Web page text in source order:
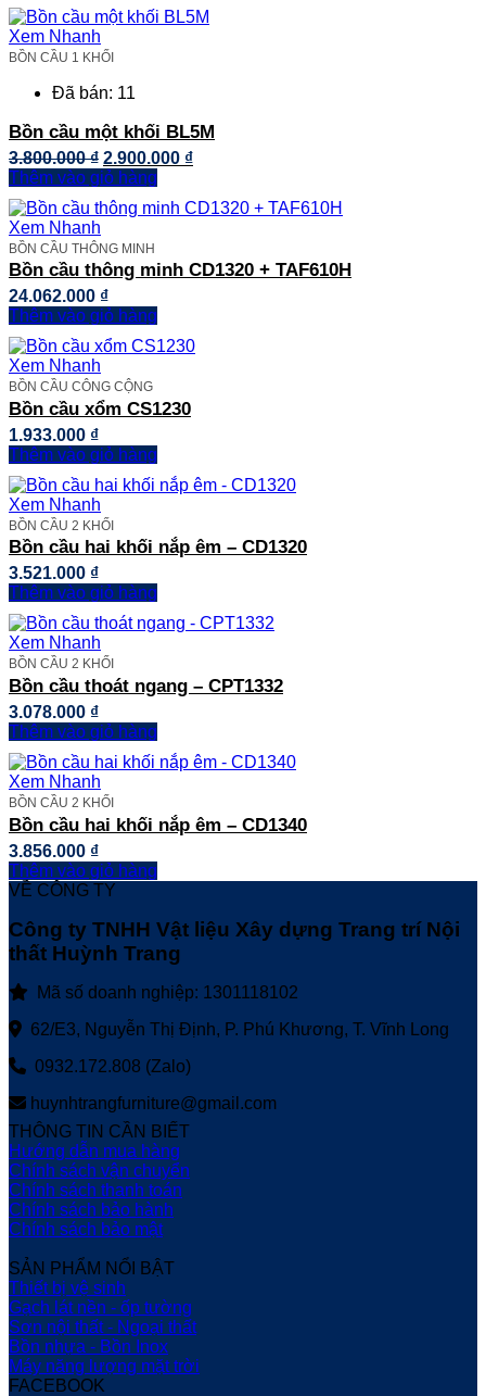
Xem Nhanh
BỒN CẦU 1 KHỐI
Đã bán: 11
Bồn cầu một khối BL5M
3.800.000₫ Giá
gốc
là:
3.800.000 ₫.
2.900.000 ₫Giá
là:
Thêm vào giỏ hàng
Xem Nhanh
BỒN CẦU THÔNG MINH
Bồn cầu thông minh CD1320 + TAF610H
24.062.000 ₫
Thêm vào giỏ hàng
Xem Nhanh
BỒN CẦU CÔNG CỘNG
Bồn cầu xổm CS1230
1.933.000 ₫
Thêm vào giỏ hàng
Xem Nhanh
BỒN CẦU 2 KHỐI
Bồn cầu hai khối nắp êm – CD1320
3.521.000 ₫
Thêm vào giỏ hàng
Xem Nhanh
BỒN CẦU 2 KHỐI
Bồn cầu thoát ngang – CPT1332
3.078.000 ₫
Thêm vào giỏ hàng
Xem Nhanh
BỒN CẦU 2 KHỐI
Bồn cầu hai khối nắp êm – CD1340
3.856.000 ₫
Thêm vào giỏ hàng
VỀ CÔNG TY
Công ty TNHH Vật liệu Xây dựng Trang trí Nội
thất Huỳnh Trang
Mã số doanh nghiệp: 1301118102
62/E3, Nguyễn Thị Định, P. Phú Khương, T. Vĩnh Long
0932.172.808 (Zalo)
huynhtrangfurniture@gmail.com
THÔNG TIN CẦN BIẾT
Hướng dẫn mua hàng
Chính sách vận chuyển
Chính sách thanh toán
Chính sách bảo hành
Chính sách bảo mật
SẢN PHẨM NỔI BẬT
Thiết bị vệ sinh
Gạch lát nền - ốp tường
Sơn nội thất - Ngoại thất
Bồn nhựa - Bồn Inox
Máy năng lượng mặt trời
FACEBOOK